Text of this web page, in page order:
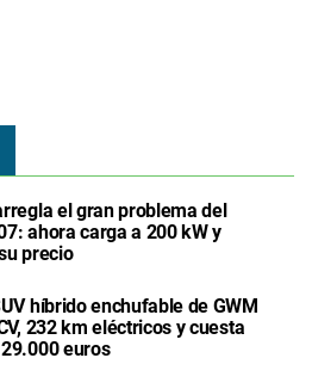
el gran problema del
ahora carga a 200 kW y
precio
híbrido enchufable de GWM
232 km eléctricos y cuesta
euros